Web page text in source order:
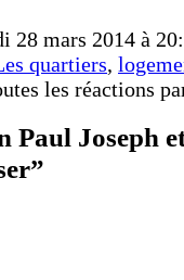
mars 2014 à
quartiers,
les réactions
Paul Joseph